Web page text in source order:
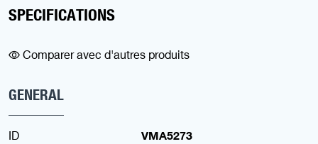
SPECIFICATIONS
Comparer avec d'autres produits
GENERAL
ID
VMA5273